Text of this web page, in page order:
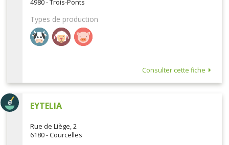
4980 - Trois-Ponts
Types de production
Consulter cette fiche
EYTELIA
Rue de Liège, 2
6180 - Courcelles